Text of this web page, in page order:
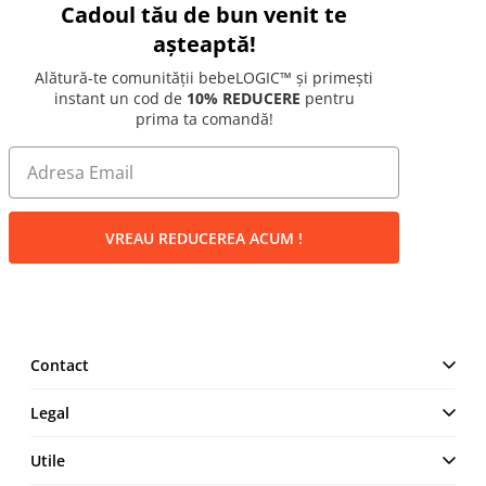
Cadoul tău de bun venit te
așteaptă!
Alătură-te comunității bebeLOGIC™ și primești
instant un cod de 10% REDUCERE pentru
prima ta comandă!
VREAU REDUCEREA ACUM !
Contact
MAKE IT LOGIC SRL
Str. Lt. Aurel Botea, Nr. 4,
România
Legal
Termeni și Condiții
Utile